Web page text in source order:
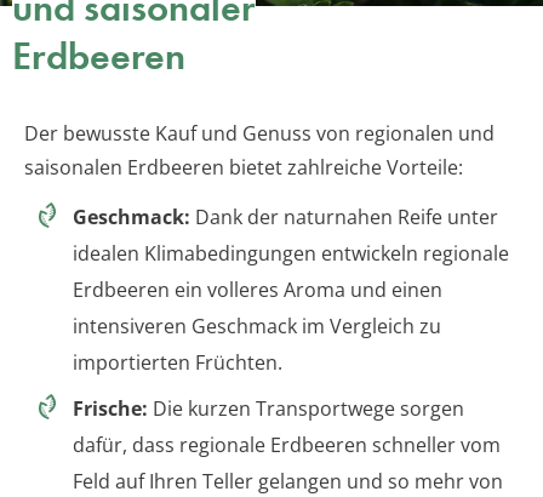
Erdbeeren
Der bewusste Kauf und Genuss von regionalen und
saisonalen Erdbeeren bietet zahlreiche Vorteile:
Geschmack: Dank der naturnahen Reife unter
idealen Klimabedingungen entwickeln regionale
Erdbeeren ein volleres Aroma und einen
intensiveren Geschmack im Vergleich zu
importierten Früchten.
Frische: Die kurzen Transportwege sorgen
dafür, dass regionale Erdbeeren schneller vom
Feld auf Ihren Teller gelangen und so mehr von